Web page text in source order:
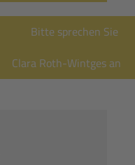
Bitte sprechen Sie
Clara Roth-Wintges an